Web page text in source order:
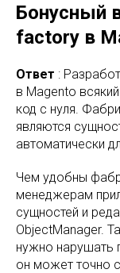
Бонусный
factory в
Ответ :
в Magento
код с нуля.
являются
автоматически
Чем удобны
менеджерам
сущностей и
ObjectManager.
нужно нарушать
он может точно